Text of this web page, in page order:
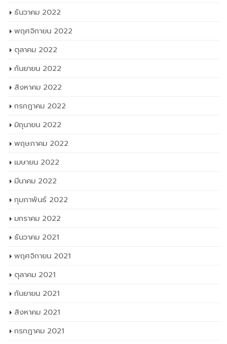
ธันวาคม 2022
พฤศจิกายน 2022
ตุลาคม 2022
กันยายน 2022
สิงหาคม 2022
กรกฎาคม 2022
มิถุนายน 2022
พฤษภาคม 2022
เมษายน 2022
มีนาคม 2022
กุมภาพันธ์ 2022
มกราคม 2022
ธันวาคม 2021
พฤศจิกายน 2021
ตุลาคม 2021
กันยายน 2021
สิงหาคม 2021
กรกฎาคม 2021